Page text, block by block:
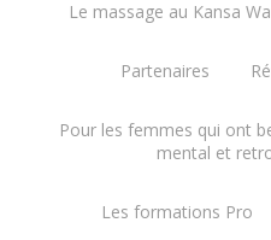
Le massage au Kansa
Partenaires
Pour les femmes qui ont
mental et
Les formations Pro